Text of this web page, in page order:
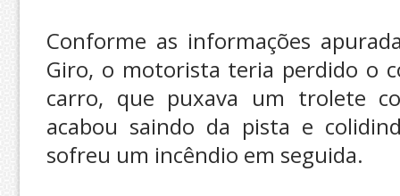
Conforme as informações
Giro, o motorista teria perdido o
carro, que puxava um trolete
acabou saindo da pista e
sofreu um incêndio em seguida.